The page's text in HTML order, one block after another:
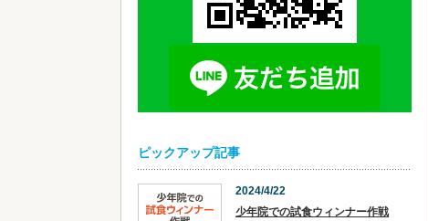
ピックアップ記事
2024/4/22
少年院での試食ウィンナー作戦